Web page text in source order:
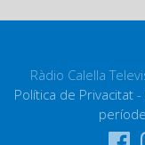
Ràdio Calella
Política de Privacitat -